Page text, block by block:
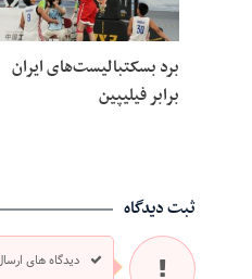
برد بسکتبالیست‌های ایران
برابر فیلیپین
ثبت دیدگاه
دیدگاه های